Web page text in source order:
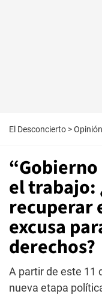
El Desconcierto >Opinión
el trabajo:
recuperar
excusa
derechos?
A partir de este 11
nueva etapa